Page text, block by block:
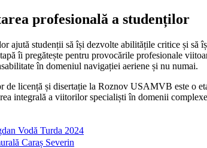
profesională a studenților
ajută studenții să își dezvolte abilitățile critice și să
îi pregătește pentru provocările profesionale
în domeniul navigației aeriene și nu numai.
de licență și disertație la Roznov USAMVB este o
integrală a viitorilor specialiști în domenii
Vodă Turda 2024
Caraș Severin